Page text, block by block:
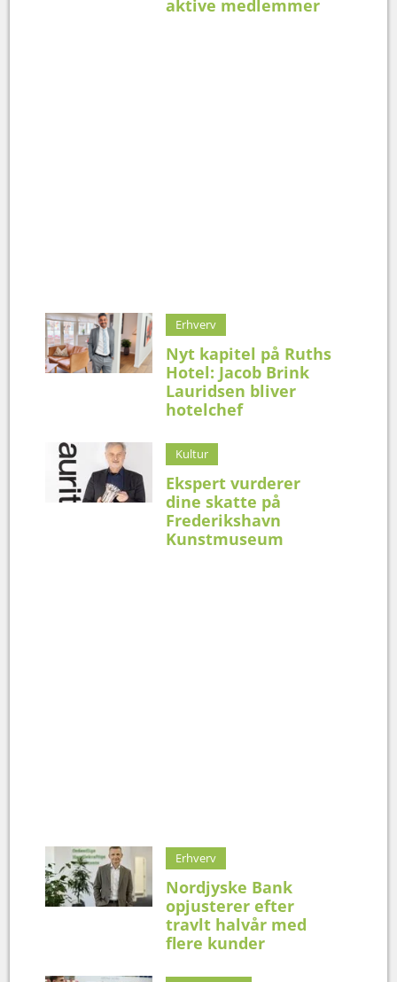
aktive medlemmer
Erhverv
Nyt kapitel på Ruths
Hotel: Jacob Brink
Lauridsen bliver
hotelchef
Kultur
Ekspert vurderer
dine skatte på
Frederikshavn
Kunstmuseum
Erhverv
Nordjyske Bank
opjusterer efter
travlt halvår med
flere kunder